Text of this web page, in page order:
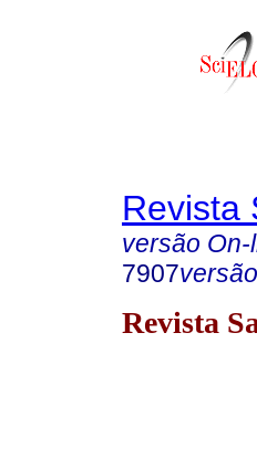
Revista
versão On-
7907
Revista